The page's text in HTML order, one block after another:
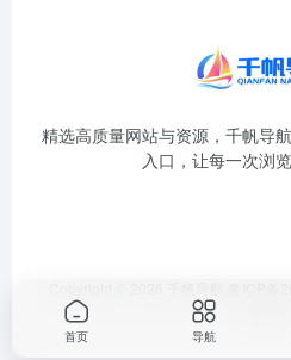
精选高质量网站与资源，千帆导
入口，让每一次浏
首页 导航